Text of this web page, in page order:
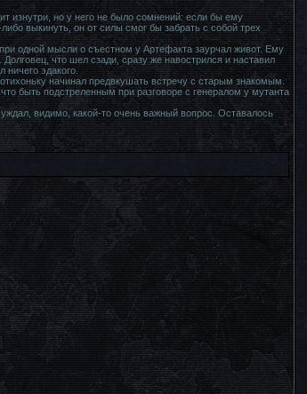
изнутри, но у него не было сомнений: если бы ему
выкинуть, он от силы смог бы забрать с собой трех
одной мысли о съестном у Артефакта заурчал живот. Ему
что шел сзади, сразу же навострился и наставил
эдакого.
начинал предвкушать встречу с старым знакомым.
быть подстреленным при разговоре с генералом у мутанта
видимо, какой-то очень важный вопрос. Оставалось